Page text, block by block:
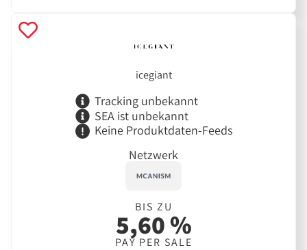
icegiant
Tracking unbekannt
SEA ist unbekannt
Keine Produktdaten-Feeds
Netzwerk
BIS ZU
5,60 %
PAY PER SALE